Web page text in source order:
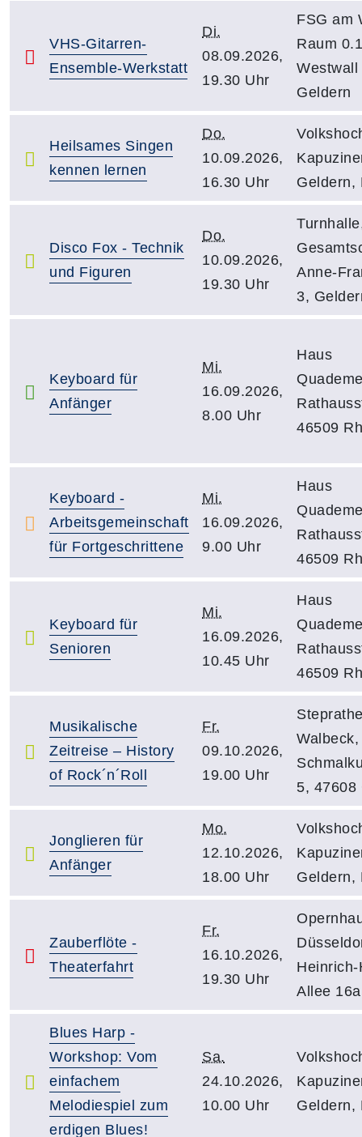
VHS-Gitarren-
Ensemble-Werkstatt
Di.
08.09.2026,
19.30 Uhr
FSG am
Raum
Westwall
Geldern
Heilsames Singen
kennen lernen
Do.
10.09.2026,
16.30 Uhr
Geldern,
Disco Fox - Technik
und Figuren
Do.
10.09.2026,
19.30 Uhr
Anne-
3,
Keyboard für
Anfänger
Mi.
16.09.2026,
8.00 Uhr
Haus
46509
Keyboard -
Arbeitsgemeinschaft
für Fortgeschrittene
Mi.
16.09.2026,
9.00 Uhr
Haus
46509
Keyboard für
Senioren
Mi.
16.09.2026,
10.45 Uhr
Haus
46509
Musikalische
Zeitreise – History
of Rock´n´Roll
Fr.
09.10.2026,
19.00 Uhr
Walbeck,
5, 47608
Jonglieren für
Anfänger
Mo.
12.10.2026,
18.00 Uhr
Geldern,
Zauberflöte -
Theaterfahrt
Fr.
16.10.2026,
19.30 Uhr
Allee 16a
Blues Harp -
Workshop: Vom
einfachem
Melodiespiel zum
erdigen Blues!
Sa.
24.10.2026,
10.00 Uhr
Geldern,